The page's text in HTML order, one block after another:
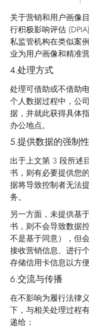
关于营销和用户画像
行积极影响评估
私监管机构在类似案
业为用户画像和精准
4.处理方式
处理可借助或不借助
个人数据过程中，公
据，并就此获得具体
办公地点。
5.提供数据的强制
出于上文第 3 段所述
书，则有必要提供您
据将导致控制者无法
务。
另一方面，未提供基
书，则不会导致数据
不是基于同意），但
接收营销信息、进行
存储信用卡信息以方
6.交流与传播
在不影响为履行法律
下，与相关处理过程
递给：